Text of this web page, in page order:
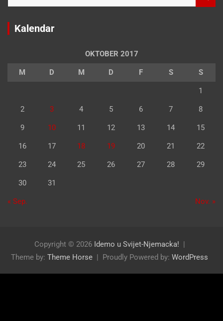
r
Kalendar
OKTOBER 2017
M D M D F S S
1
2 3 4 5 6 7 8
9 10 11 12 13 14 15
16 17 18 19 20 21 22
23 24 25 26 27 28 29
30 31
« Sep. Nov. »
Copyright © 2026 Idemo u Svijet-Njemacka!
Theme by: Theme Horse Proudly Powered by: WordPress